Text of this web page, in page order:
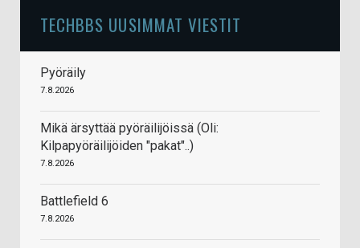
TECHBBS UUSIMMAT VIESTIT
Pyöräily
7.8.2026
Mikä ärsyttää pyöräilijöissä (Oli:
Kilpapyöräilijöiden "pakat"..)
7.8.2026
Battlefield 6
7.8.2026